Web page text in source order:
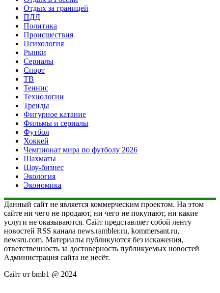
Отдых за границей
ПДД
Политика
Происшествия
Психология
Рынки
Сериалы
Спорт
ТВ
Теннис
Технологии
Тренды
Фигурное катание
Фильмы и сериалы
Футбол
Хоккей
Чемпионат мира по футболу 2026
Шахматы
Шоу-бизнес
Экология
Экономика
Данный сайт не является коммерческим проектом. На этом
сайте ни чего не продают, ни чего не покупают, ни какие
услуги не оказываются. Сайт представляет собой ленту
новостей RSS канала news.rambler.ru, kommersant.ru,
newsru.com. Материалы публикуются без искажения,
ответственность за достоверность публикуемых новостей
Администрация сайта не несёт.
Сайт от bmb1 @ 2024